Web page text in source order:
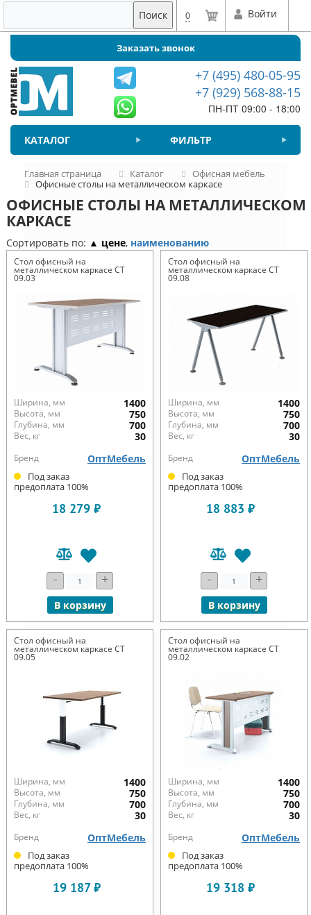
Поиск 0 Войти
Заказать звонок
+7 (495) 480-05-95
+7 (929) 568-88-15
ПН-ПТ 09:00 - 18:00
КАТАЛОГ ФИЛЬТР
Главная страница Каталог
Офисная мебель
Офисные столы на металлическом каркасе
ОФИСНЫЕ СТОЛЫ НА МЕТАЛЛИЧЕСКОМ
КАРКАСЕ
Сортировать по: ▲ цене, наименованию
Стол офисный на
металлическом каркасе СТ
09.03
Ширина, мм 1400
Высота, мм 750
Глубина, мм 700
Вес, кг 30
Бренд ОптМебель
Под заказ
предоплата 100%
18 279 ₽
- +
В корзину
Стол офисный на
металлическом каркасе СТ
09.08
Ширина, мм 1400
Высота, мм 750
Глубина, мм 700
Вес, кг 30
Бренд ОптМебель
Под заказ
предоплата 100%
18 883 ₽
- +
В корзину
Стол офисный на
металлическом каркасе СТ
09.05
Ширина, мм 1400
Высота, мм 750
Глубина, мм 700
Вес, кг 30
Бренд ОптМебель
Под заказ
предоплата 100%
19 187 ₽
Стол офисный на
металлическом каркасе СТ
09.02
Ширина, мм 1400
Высота, мм 750
Глубина, мм 700
Вес, кг 30
Бренд ОптМебель
Под заказ
предоплата 100%
19 318 ₽